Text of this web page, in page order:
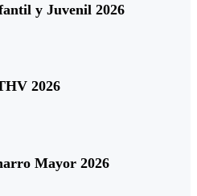
y Juvenil 2026
2026
Mayor 2026